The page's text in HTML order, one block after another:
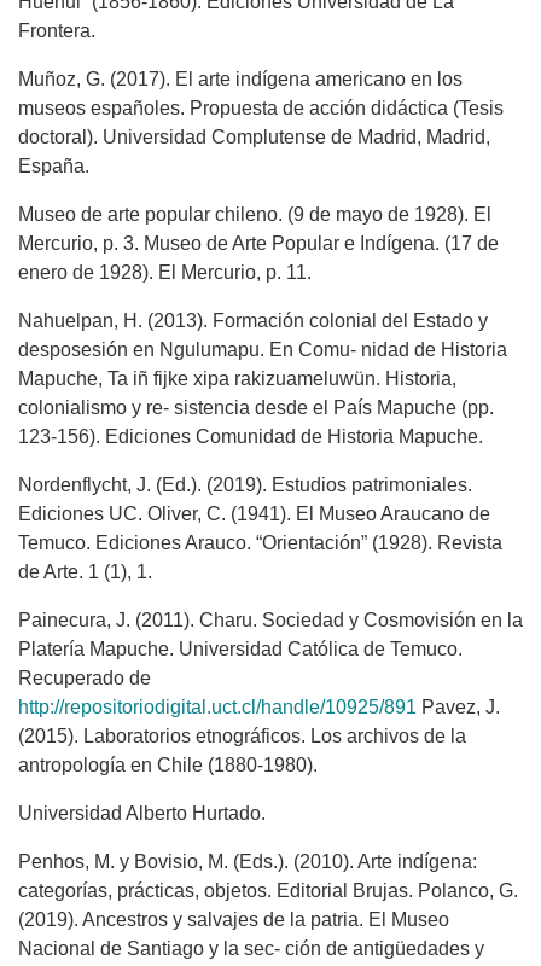
Frontera.
Muñoz, G. (2017). El arte indígena americano en los
museos españoles. Propuesta de acción didáctica (Tesis
doctoral). Universidad Complutense de Madrid, Madrid,
España.
Museo de arte popular chileno. (9 de mayo de 1928). El
Mercurio, p. 3. Museo de Arte Popular e Indígena. (17 de
enero de 1928). El Mercurio, p. 11.
Nahuelpan, H. (2013). Formación colonial del Estado y
desposesión en Ngulumapu. En Comu- nidad de Historia
Mapuche, Ta iñ fijke xipa rakizuameluwün. Historia,
colonialismo y re- sistencia desde el País Mapuche (pp.
123-156). Ediciones Comunidad de Historia Mapuche.
Nordenflycht, J. (Ed.). (2019). Estudios patrimoniales.
Ediciones UC. Oliver, C. (1941). El Museo Araucano de
Temuco. Ediciones Arauco. “Orientación” (1928). Revista
de Arte. 1 (1), 1.
Painecura, J. (2011). Charu. Sociedad y Cosmovisión en la
Platería Mapuche. Universidad Católica de Temuco.
Recuperado de
http://repositoriodigital.uct.cl/handle/10925/891 Pavez, J.
(2015). Laboratorios etnográficos. Los archivos de la
antropología en Chile (1880-1980).
Universidad Alberto Hurtado.
Penhos, M. y Bovisio, M. (Eds.). (2010). Arte indígena:
categorías, prácticas, objetos. Editorial Brujas. Polanco, G.
(2019). Ancestros y salvajes de la patria. El Museo
Nacional de Santiago y la sec- ción de antigüedades y